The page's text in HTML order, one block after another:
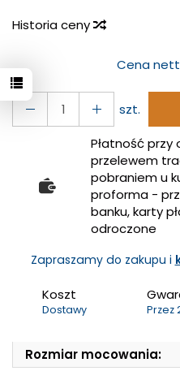
Historia ceny
Cena
szt.
Płatność przy
przelewem
pobraniem u
proforma -
banku, karty
odroczone
Zapraszamy do zakupu i
Koszt
Dostawy Przez
Rozmiar mocowania: